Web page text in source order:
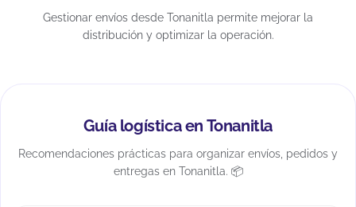
Gestionar envíos desde Tonanitla permite mejorar la
distribución y optimizar la operación.
Guía logística en Tonanitla
Recomendaciones prácticas para organizar envíos, pedidos y
entregas en Tonanitla. 📦